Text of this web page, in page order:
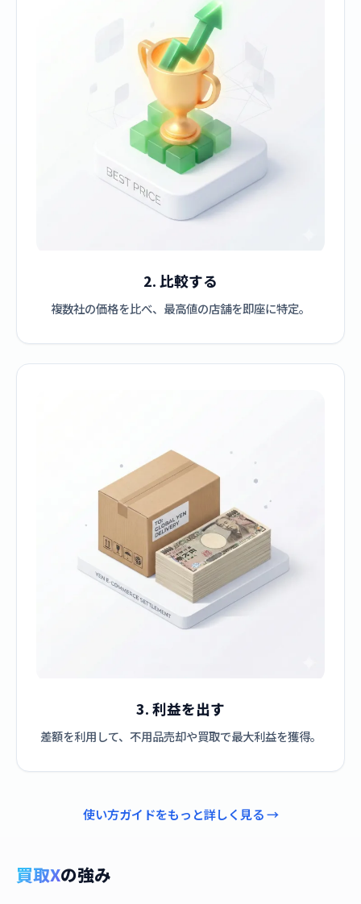
2. 比較する
複数社の価格を比べ、最高値の店舗を即座に特定。
3. 利益を出す
差額を利用して、不用品売却や買取で最大利益を獲得。
使い方ガイドをもっと詳しく見る →
買取Xの強み